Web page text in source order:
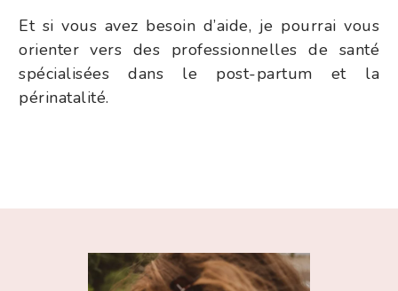
Et si vous avez besoin d’aide, je pourrai vous
orienter vers des professionnelles de santé
spécialisées dans le post-partum et la
périnatalité.